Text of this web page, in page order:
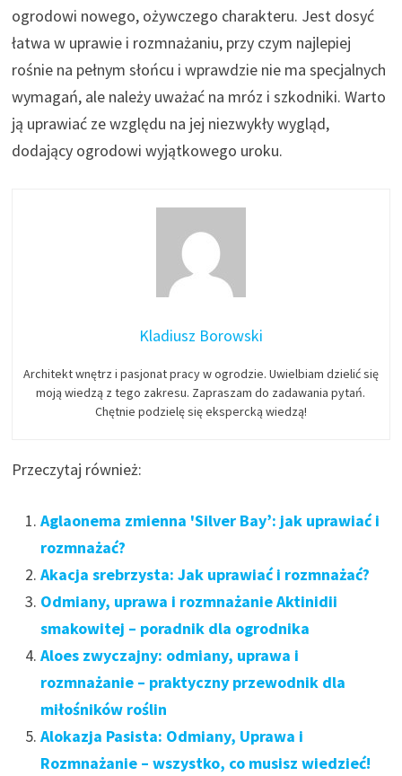
ogrodowi nowego, ożywczego charakteru. Jest dosyć
łatwa w uprawie i rozmnażaniu, przy czym najlepiej
rośnie na pełnym słońcu i wprawdzie nie ma specjalnych
wymagań, ale należy uważać na mróz i szkodniki. Warto
ją uprawiać ze względu na jej niezwykły wygląd,
dodający ogrodowi wyjątkowego uroku.
Kladiusz Borowski
Architekt wnętrz i pasjonat pracy w ogrodzie. Uwielbiam dzielić się
moją wiedzą z tego zakresu. Zapraszam do zadawania pytań.
Chętnie podzielę się ekspercką wiedzą!
Przeczytaj również:
Aglaonema zmienna 'Silver Bay’: jak uprawiać i
rozmnażać?
Akacja srebrzysta: Jak uprawiać i rozmnażać?
Odmiany, uprawa i rozmnażanie Aktinidii
smakowitej – poradnik dla ogrodnika
Aloes zwyczajny: odmiany, uprawa i
rozmnażanie – praktyczny przewodnik dla
miłośników roślin
Alokazja Pasista: Odmiany, Uprawa i
Rozmnażanie – wszystko, co musisz wiedzieć!